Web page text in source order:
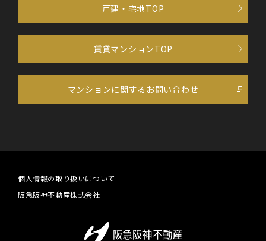
戸建・宅地TOP
賃貸マンションTOP
マンションに関するお問い合わせ
個人情報の取り扱いについて
阪急阪神不動産株式会社